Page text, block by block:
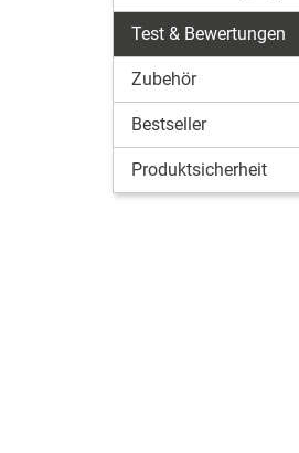
Test & Bewertungen
Zubehör
Bestseller
Produktsicherheit